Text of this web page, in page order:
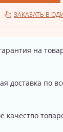
ЗАКАЗАТЬ В
на
доставка по
качество